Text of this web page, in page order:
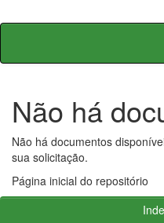
Skip
Não há
Não há documentos
sua solicitação.
Página inicial do repositório